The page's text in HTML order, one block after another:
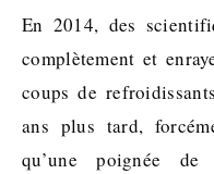
En 2014, des
complètement et
coups de
ans plus tard,
qu’une poignée